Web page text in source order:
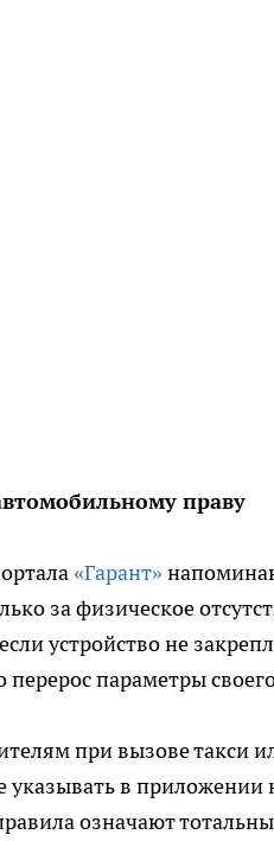
праву
«Гарант»
за физическое
устройство не
параметры
при вызове такси
указывать в
означают